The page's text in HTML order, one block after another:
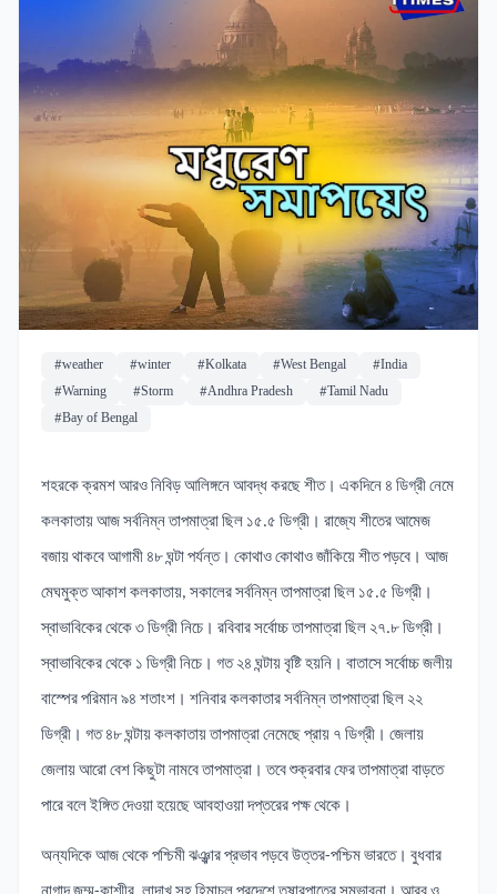
#weather #winter #Kolkata #West Bengal
#India
#Warning
#Storm #Andhra Pradesh
#Tamil Nadu
#Bay of Bengal
শহরকে ক্রমশ আরও নিবিড় আলিঙ্গনে আবদ্ধ করছে শীত। একদিনে ৪ ডিগ্রী নেমে
কলকাতায় আজ সর্বনিম্ন তাপমাত্রা ছিল ১৫.৫ ডিগ্রী। রাজ্যে শীতের আমেজ
বজায় থাকবে আগামী ৪৮ ঘন্টা পর্যন্ত। কোথাও কোথাও জাঁকিয়ে শীত পড়বে। আজ
মেঘমুক্ত আকাশ কলকাতায়, সকালের সর্বনিম্ন তাপমাত্রা ছিল ১৫.৫ ডিগ্রী।
স্বাভাবিকের থেকে ৩ ডিগ্রী নিচে। রবিবার সর্বোচ্চ তাপমাত্রা ছিল ২৭.৮ ডিগ্রী।
স্বাভাবিকের থেকে ১ ডিগ্রী নিচে। গত ২৪ ঘন্টায় বৃষ্টি হয়নি। বাতাসে সর্বোচ্চ জলীয়
বাস্পের পরিমান ৯৪ শতাংশ। শনিবার কলকাতার সর্বনিম্ন তাপমাত্রা ছিল ২২
ডিগ্রী। গত ৪৮ ঘন্টায় কলকাতায় তাপমাত্রা নেমেছে প্রায় ৭ ডিগ্রী। জেলায়
জেলায় আরো বেশ কিছুটা নামবে তাপমাত্রা। তবে শুক্রবার ফের তাপমাত্রা বাড়তে
পারে বলে ইঙ্গিত দেওয়া হয়েছে আবহাওয়া দপ্তরের পক্ষ থেকে।
অন্যদিকে আজ থেকে পশ্চিমী ঝঞ্ঝার প্রভাব পড়বে উত্তর-পশ্চিম ভারতে। বুধবার